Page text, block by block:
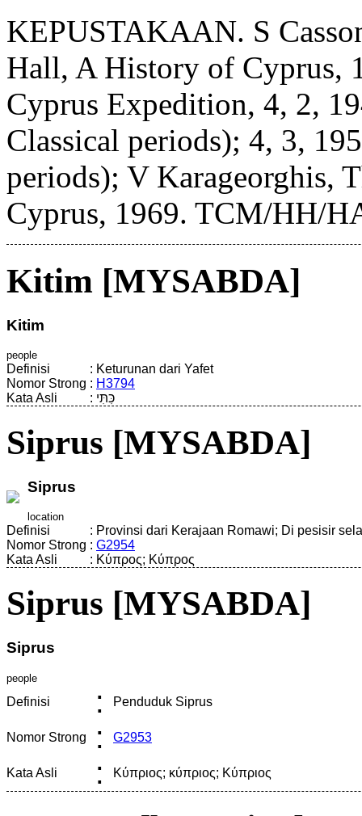
KEPUSTAKAAN. S
Hall, A History of Cyprus,
Cyprus Expedition, 4, 2,
Classical periods); 4, 3,
periods); V Karageorghis,
Cyprus, 1969. TCM/HH/
Kitim [MYSABDA]
Kitim
people
Definisi : Keturunan dari Yafet
Nomor Strong : H3794
Kata Asli
: כִּתִּי
Siprus [MYSABDA]
Siprus
location
Definisi : Provinsi dari Kerajaan Romawi; Di pesisir
Nomor Strong : G2954
Kata Asli
: Κύπρος; Κύπρος
Siprus [MYSABDA]
Siprus
people
Definisi : Penduduk Siprus
Nomor Strong : G2953
Kata Asli : Κύπριος; κύπριος; Κύπριος